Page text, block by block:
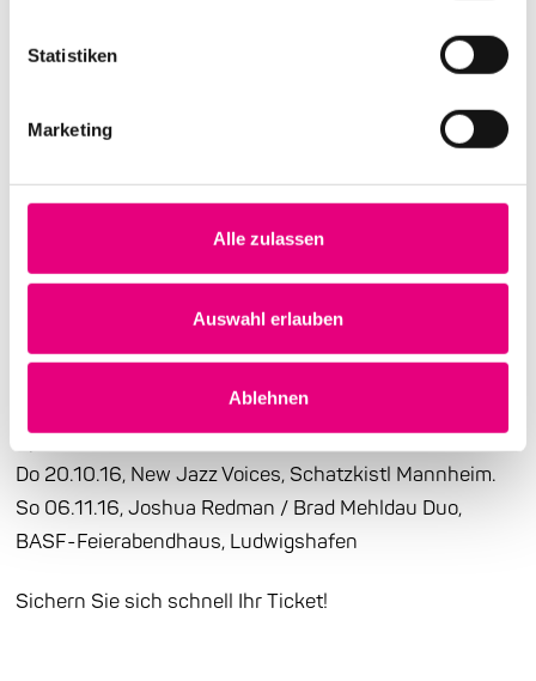
Statistiken
Marketing
Alle zulassen
Auswahl erlauben
Ablehnen
Thomas Siffling ausverkauft!
Gesellschaftshaus ist nun auch ausverkauft!
Bei folgenden Konzerten sind nur noch wenige
Restkarten zu beziehen:
Konzert im Dunkeln, Schloss-Schule Ilvesheim.
Fr 14.10.16, Shauli Einav & Christophe Girard Duo, Club
Speicher7 Mannheim.
Do 20.10.16, New Jazz Voices, Schatzkistl Mannheim.
So 06.11.16, Joshua Redman / Brad Mehldau Duo,
BASF-Feierabendhaus, Ludwigshafen
Sichern Sie sich schnell Ihr Ticket!